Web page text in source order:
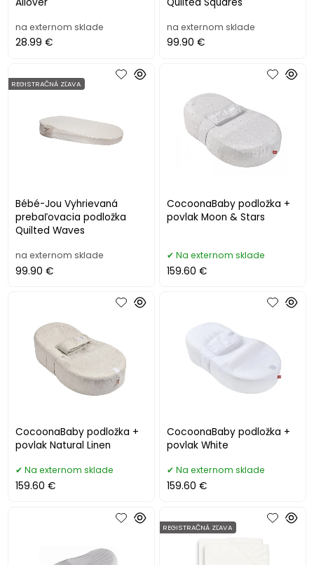
na externom sklade
28.99 €
na externom sklade
99.90 €
Bébé-Jou Vyhrievaná
prebaľovacia podložka
Quilted Waves
REGISTRAČNÁ ZĽAVA
na externom sklade
99.90 €
CocoonaBaby podložka +
povlak Moon & Stars
Na externom sklade
159.60 €
CocoonaBaby podložka +
povlak Natural Linen
Na externom sklade
159.60 €
CocoonaBaby podložka +
povlak White
Na externom sklade
159.60 €
REGISTRAČNÁ ZĽAVA